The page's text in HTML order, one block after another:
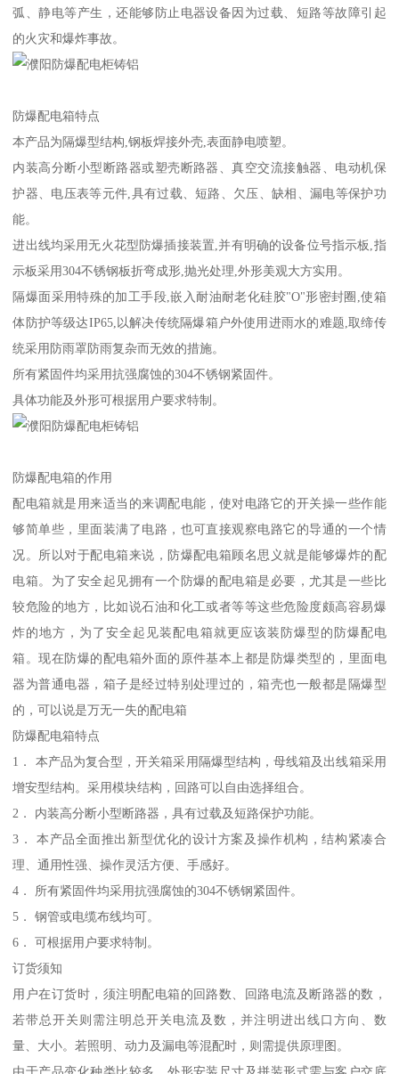
弧、静电等产生，还能够防止电器设备因为过载、短路等故障引起
的火灾和爆炸事故。
防爆配电箱特点
本产品为隔爆型结构,钢板焊接外壳,表面静电喷塑。
内装高分断小型断路器或塑壳断路器、真空交流接触器、电动机保
护器、电压表等元件,具有过载、短路、欠压、缺相、漏电等保护功
能。
进出线均采用无火花型防爆插接装置,并有明确的设备位号指示板,指
示板采用304不锈钢板折弯成形,抛光处理,外形美观大方实用。
隔爆面采用特殊的加工手段,嵌入耐油耐老化硅胶"O"形密封圈,使箱
体防护等级达IP65,以解决传统隔爆箱户外使用进雨水的难题,取缔传
统采用防雨罩防雨复杂而无效的措施。
所有紧固件均采用抗强腐蚀的304不锈钢紧固件。
具体功能及外形可根据用户要求特制。
防爆配电箱的作用
配电箱就是用来适当的来调配电能，使对电路它的开关操一些作能
够简单些，里面装满了电路，也可直接观察电路它的导通的一个情
况。所以对于配电箱来说，防爆配电箱顾名思义就是能够爆炸的配
电箱。为了安全起见拥有一个防爆的配电箱是必要，尤其是一些比
较危险的地方，比如说石油和化工或者等等这些危险度颇高容易爆
炸的地方，为了安全起见装配电箱就更应该装防爆型的防爆配电
箱。现在防爆的配电箱外面的原件基本上都是防爆类型的，里面电
器为普通电器，箱子是经过特别处理过的，箱壳也一般都是隔爆型
的，可以说是万无一失的配电箱
防爆配电箱特点
1． 本产品为复合型，开关箱采用隔爆型结构，母线箱及出线箱采用
增安型结构。采用模块结构，回路可以自由选择组合。
2． 内装高分断小型断路器，具有过载及短路保护功能。
3． 本产品全面推出新型优化的设计方案及操作机构，结构紧凑合
理、通用性强、操作灵活方便、手感好。
4． 所有紧固件均采用抗强腐蚀的304不锈钢紧固件。
5． 钢管或电缆布线均可。
6． 可根据用户要求特制。
订货须知
用户在订货时，须注明配电箱的回路数、回路电流及断路器的数，
若带总开关则需注明总开关电流及数，并注明进出线口方向、数
量、大小。若照明、动力及漏电等混配时，则需提供原理图。